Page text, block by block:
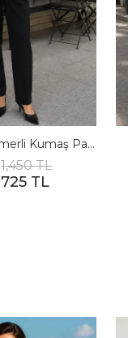
Kendinden Kemerli Kumaş Pantolon
1,450 TL
725 TL